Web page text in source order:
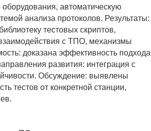
автоматическую
анализа протоколов. Результаты:
тестовых скриптов,
с ТПО, механизмы
доказана эффективность подхода
развития: интеграция с
Обсуждение: выявлены
тестов от конкретной станции,